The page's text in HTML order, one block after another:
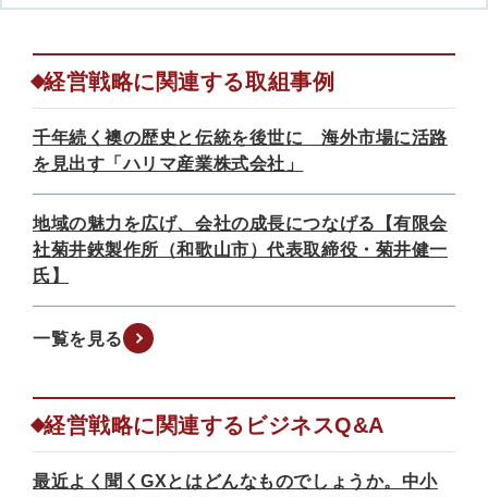
経営戦略に関連する取組事例
千年続く襖の歴史と伝統を後世に 海外市場に活路
を見出す「ハリマ産業株式会社」
地域の魅力を広げ、会社の成長につなげる【有限会
社菊井鋏製作所（和歌山市）代表取締役・菊井健一
氏】
一覧を見る
経営戦略に関連するビジネスQ&A
最近よく聞くGXとはどんなものでしょうか。中小